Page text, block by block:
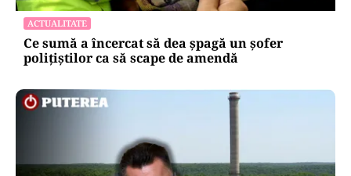
ACTUALITATE
Ce sumă a încercat să dea șpagă un șofer
polițiștilor ca să scape de amendă